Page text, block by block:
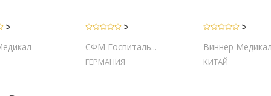
5 5
СФМ Госпиталь...
ГЕРМАНИЯ
5
Виннер
КИТАЙ